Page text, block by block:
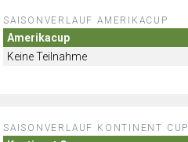
SAISONVERLAUF AMERIKACUP
Amerikacup
Keine Teilnahme
SAISONVERLAUF KONTINENT CUP